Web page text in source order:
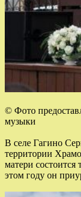
© Фото
музыки
В селе Гагино
территории
матери
этом году он